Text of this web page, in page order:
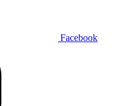
Facebook